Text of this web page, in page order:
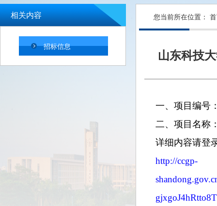
相关内容
招标信息
您当前所在位置：
山东科技
一、 项目编号
二、 项目名称
详细内容请登
http://ccgp-